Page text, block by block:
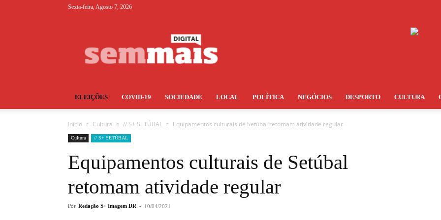
Sexta-feira, Agosto 7, 2026
ELEIÇÕES COVID-19 SOCIEDADE LOCAL POLÍTICA NEGÓCIOS DESPORTO CULTURA
Início Cultura // S+ SETÚBAL Equipamentos culturais de Setúbal retomam atividade regular
Cultura // S+ SETÚBAL
Equipamentos culturais de Setúbal
retomam atividade regular
Por Redação S+ Imagem DR - 10/04/2021